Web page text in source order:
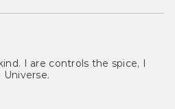
I are controls the spice, I